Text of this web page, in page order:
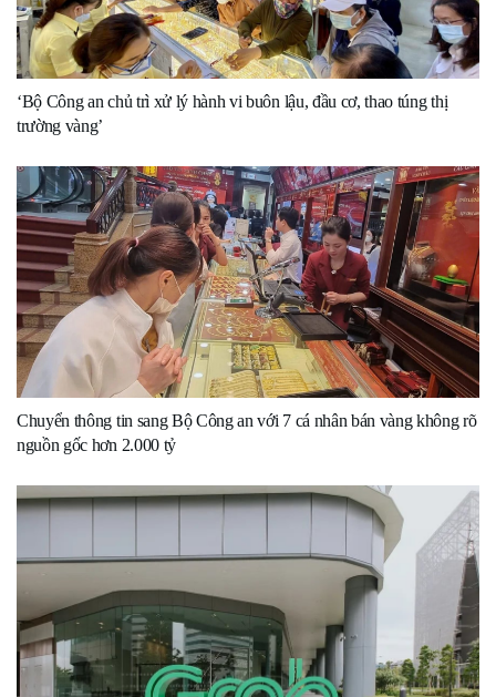
‘Bộ Công an chủ trì xử lý hành vi buôn lậu, đầu cơ, thao túng thị
trường vàng’
Chuyển thông tin sang Bộ Công an với 7 cá nhân bán vàng không rõ
nguồn gốc hơn 2.000 tỷ